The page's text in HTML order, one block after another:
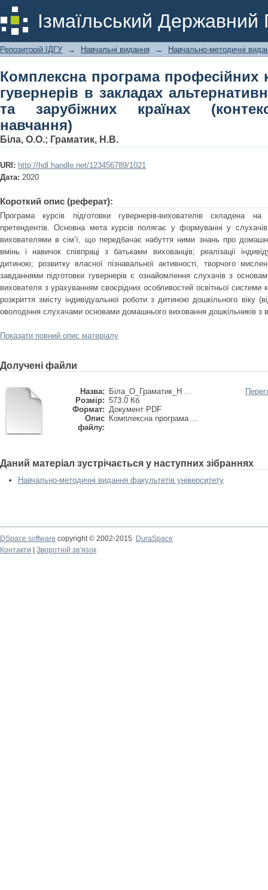
Ізмаїльський Державний
Комплексна програма професійних
альтернативної освіти в
дистанційного навчання)
Репозиторій ІДГУ → Навчальні видання → Навчально-методичні
Комплексна програма професійних
гувернерів в закладах
та зарубіжних країнах
навчання)
Біла, О.О.; Граматик, Н.В.
URI: http://hdl.handle.net/123456789/1021
Дата: 2020
Короткий опис (реферат):
Програма курсів підготовки гувернерів-вихователів складена
претендентів. Основна мета курсів полягає у формуванні у
вихователями в сім’ї, що передбачає набуття ними знань про
вмінь і навичок співпраці з батьками вихованців; реалізації
дитиною; розвитку власної пізнавальної активності, творчого
завданнями підготовки гувернерів є ознайомлення слухачів з
вихователя з урахуванням своєрідних особливостей освітньої системи
розкриття змісту індивідуальної роботи з дитиною дошкільного
оволодіння слухачами основами домашнього виховання дошкільників з
Показати повний опис матеріалу
Долучені файли
Назва:
Біла_О_Граматик_Н ...
Розмір: 573.0 Кб
Формат: Документ PDF
Опис
файлу:
Комплексна програма ...
Даний матеріал зустрічається у наступних зібраннях
Навчально-методичні видання факультетів університету
DSpace software copyright © 2002-2015
DuraSpace
Контакти
Зворотній зв’язок